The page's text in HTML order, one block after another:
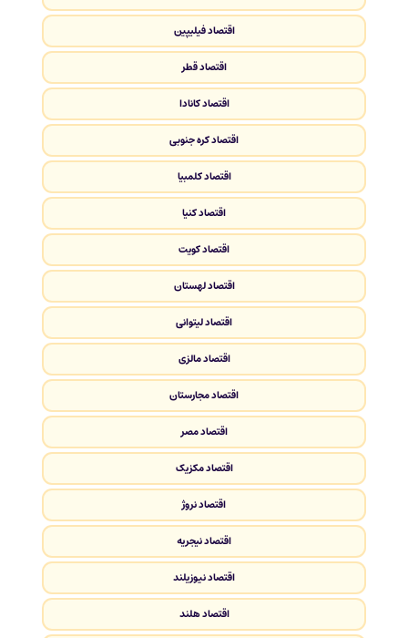
اقتصاد فیلیپین
اقتصاد قطر
اقتصاد کانادا
اقتصاد کره جنوبی
اقتصاد کلمبیا
اقتصاد کنیا
اقتصاد کویت
اقتصاد لهستان
اقتصاد لیتوانی
اقتصاد مالزی
اقتصاد مجارستان
اقتصاد مصر
اقتصاد مکزیک
اقتصاد نروژ
اقتصاد نیجریه
اقتصاد نیوزیلند
اقتصاد هلند